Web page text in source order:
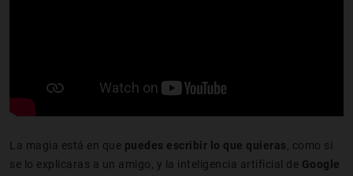
La magia está en que puedes escribir lo que quieras , como si
se lo explicaras a un amigo, y la inteligencia artificial de Google